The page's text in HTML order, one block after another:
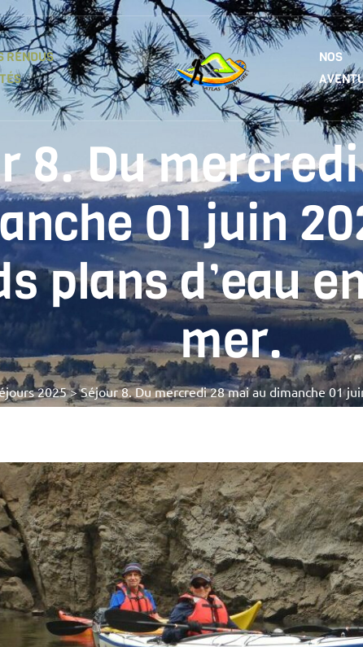
RENDUS
NOS
8. Du
01 juin
plans d’eau
mer.
2025>Séjour 8. Du mercredi 28 mai au dimanche 01